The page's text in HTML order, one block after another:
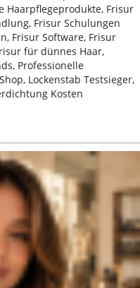
Haarpflegeprodukte, Frisur
Frisur Schulungen
Frisur Software, Frisur
für dünnes Haar,
Professionelle
Lockenstab Testsieger,
Kosten